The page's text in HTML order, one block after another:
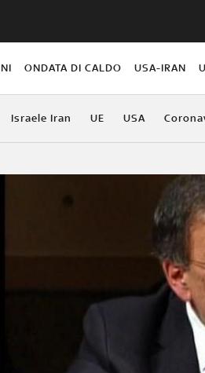
ONDATA DI CALDO USA-IRAN
Israele Iran UE USA